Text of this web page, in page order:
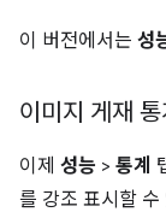
이 버전에서는 성
이미지 게재 통
이제 성능 > 통계
를 강조 표시할